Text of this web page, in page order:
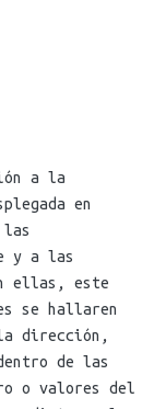
a la
en
las
y a las
ellas, este
se hallaren
dirección,
de las
o valores del